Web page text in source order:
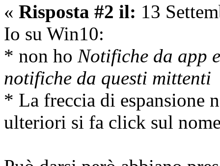
« Risposta #2 il: 13
Io su Win10:
* non ho Notifiche da app
notifiche da questi mittenti
* La freccia di espansione
ulteriori si fa click sul